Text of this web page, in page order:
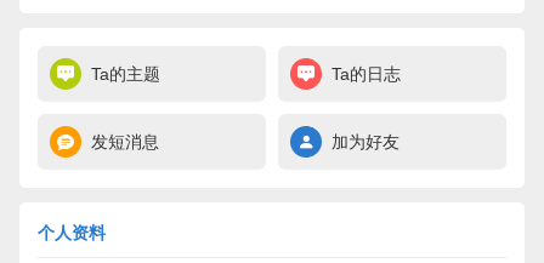
Ta的主题 Ta的日志
发短消息 加为好友
个人资料